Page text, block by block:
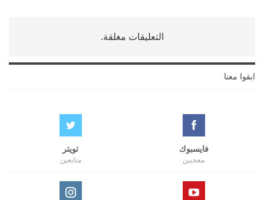
التعليقات مغلقة.
ابقوا معنا
فايسبوك
معجبين
تويتر
متابعين